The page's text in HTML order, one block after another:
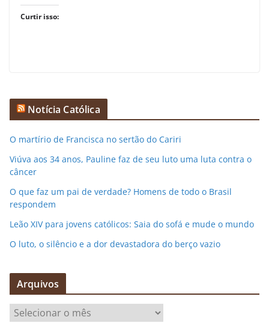
Curtir isso:
Notícia Católica
O martírio de Francisca no sertão do Cariri
Viúva aos 34 anos, Pauline faz de seu luto uma luta contra o
câncer
O que faz um pai de verdade? Homens de todo o Brasil
respondem
Leão XIV para jovens católicos: Saia do sofá e mude o mundo
O luto, o silêncio e a dor devastadora do berço vazio
Arquivos